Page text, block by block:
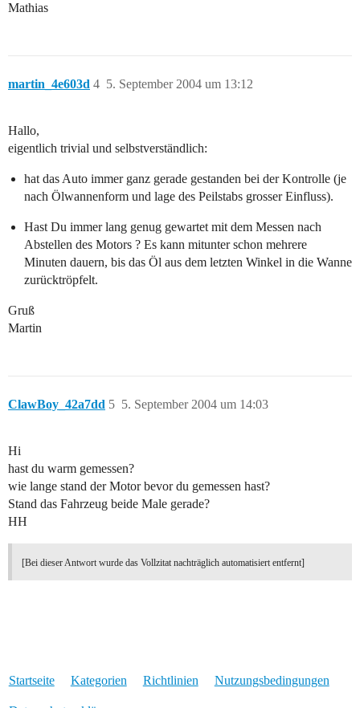
Mathias
martin_4e603d 5. September 2004 um 13:12
4
Hallo,
eigentlich trivial und selbstverständlich:
hat das Auto immer ganz gerade gestanden bei der Kontrolle (je
nach Ölwannenform und lage des Peilstabs grosser Einfluss).
Hast Du immer lang genug gewartet mit dem Messen nach
Abstellen des Motors ? Es kann mitunter schon mehrere
Minuten dauern, bis das Öl aus dem letzten Winkel in die Wanne
zurücktröpfelt.
Gruß
Martin
ClawBoy_42a7dd 5. September 2004 um 14:03
5
Hi
hast du warm gemessen?
wie lange stand der Motor bevor du gemessen hast?
Stand das Fahrzeug beide Male gerade?
HH
[Bei dieser Antwort wurde das Vollzitat nachträglich automatisiert entfernt]
Startseite Kategorien Richtlinien Nutzungsbedingungen